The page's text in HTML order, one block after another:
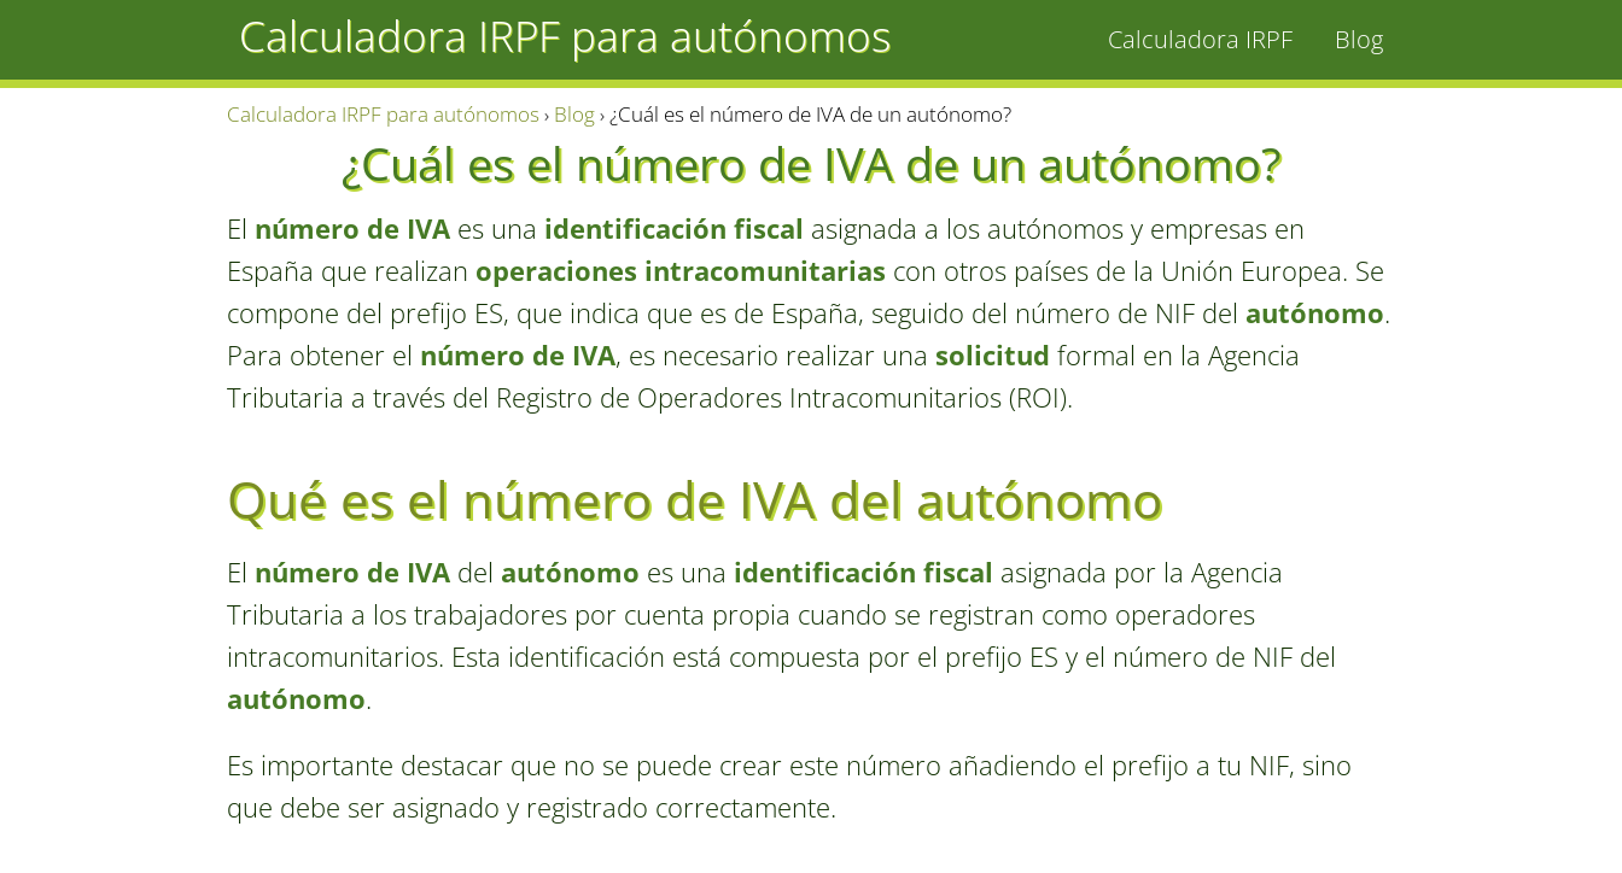
Calculadora IRPF para autónomos Calculadora IRPF Blog
Calculadora IRPF para autónomos Blog ¿Cuál es el número de IVA de un autónomo?
¿Cuál es el número de IVA de un autónomo?
El número de IVA es una identificación fiscal asignada a los autónomos y empresas en
España que realizan operaciones intracomunitarias con otros países de la Unión Europea. Se
compone del prefijo ES, que indica que es de España, seguido del número de NIF del autónomo.
Para obtener el número de IVA, es necesario realizar una solicitud formal en la Agencia
Tributaria a través del Registro de Operadores Intracomunitarios (ROI).
Qué es el número de IVA del autónomo
El número de IVA del autónomo es una identificación fiscal asignada por la Agencia
Tributaria a los trabajadores por cuenta propia cuando se registran como operadores
intracomunitarios. Esta identificación está compuesta por el prefijo ES y el número de NIF del
autónomo.
Es importante destacar que no se puede crear este número añadiendo el prefijo a tu NIF, sino
que debe ser asignado y registrado correctamente.